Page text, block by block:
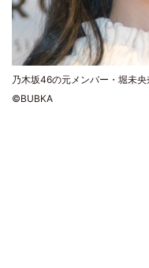
乃木坂46の元メンバー・堀未央
©BUBKA